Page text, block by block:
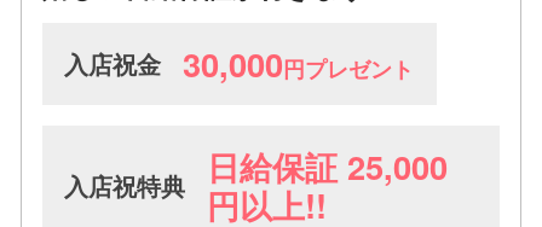
入店祝金 30,000円プレゼント
入店祝特典
日給保証 25,000
円以上!!